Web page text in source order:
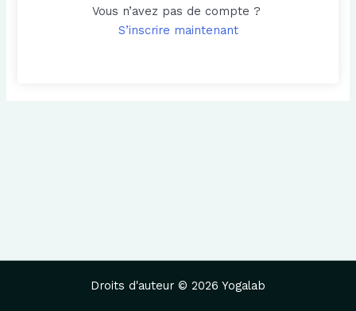
Vous n’avez pas de compte ?
S’inscrire maintenant
Droits d'auteur © 2026 Yogalab